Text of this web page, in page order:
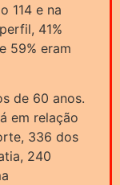
114 e na
41%
59% eram
de 60 anos.
em relação
336 dos
240